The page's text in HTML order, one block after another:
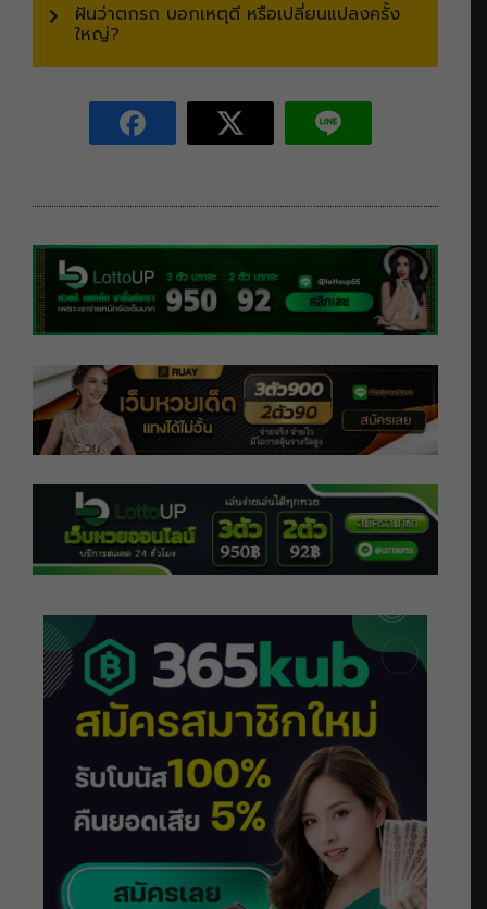
ฝันว่าตกรถ บอกเหตุดี หรือเปลี่ยนแปลงครั้ง
ใหญ่?